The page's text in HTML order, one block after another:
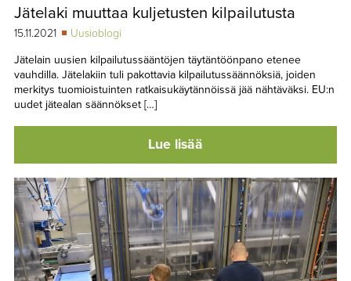
Jätelaki muuttaa kuljetusten kilpailutusta
15.11.2021
Uusioblogi
Jätelain uusien kilpailutussääntöjen täytäntöönpano etenee
vauhdilla. Jätelakiin tuli pakottavia kilpailutussäännöksiä, joiden
merkitys tuomio­istuinten ratkaisukäytännöissä jää nähtäväksi. EU:n
uudet jätealan säännökset […]
Lue lisää